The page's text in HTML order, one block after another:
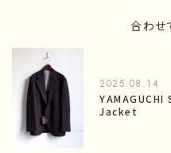
合わせ
2025.08.14
Jacket